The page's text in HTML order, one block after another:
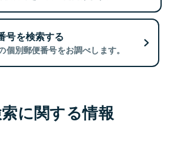
号を検索する
個別郵便番号をお調べします。
に関する情報